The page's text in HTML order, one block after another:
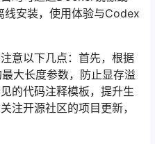
安装，使用体验与Codex
意以下几点：首先，根据
大长度参数，防止显存溢
的代码注释模板，提升生
注开源社区的项目更新，